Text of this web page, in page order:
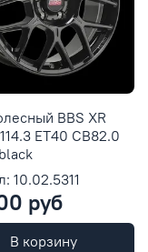
BBS XR
ET40 CB82.0
10.02.5311
руб
В корзину